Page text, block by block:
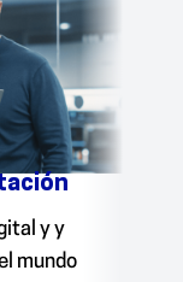
yy
mundo